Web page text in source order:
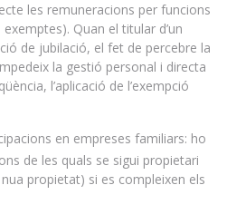
les remuneracions per funcions
Quan el titular d’un
de jubilació, el fet de percebre la
la gestió personal i directa
l’aplicació de l’exempció
en empreses familiars: ho
de les quals se sigui propietari
propietat) si es compleixen els